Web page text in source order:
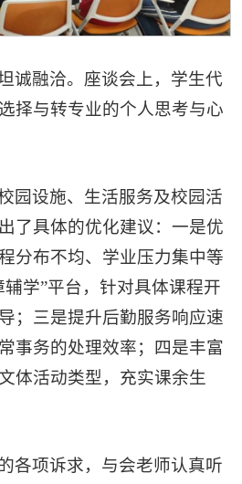
诚融洽。座谈会上，学生代
择与转专业的个人思考与心
园设施、生活服务及校园活
了具体的优化建议：一是优
分布不均、学业压力集中等
学”平台，针对具体课程开
；三是提升后勤服务响应速
事务的处理效率；四是丰富
体活动类型，充实课余生
各项诉求，与会老师认真听